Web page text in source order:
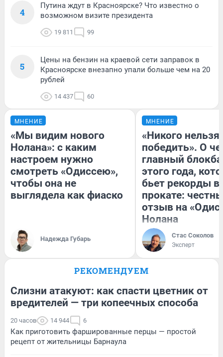
4
Путина ждут в Красноярске? Что известно о
возможном визите президента
19 811 99
5
Цены на бензин на краевой сети заправок в
Красноярске внезапно упали больше чем на 20
рублей
14 437 60
МНЕНИЕ
«Мы видим нового
Нолана»: с каким
настроем нужно
смотреть «Одиссею»,
чтобы она не
выглядела как фиаско
Надежда Губарь
МНЕНИЕ
«Никого нельзя
победить». О
главный
этого года,
бьет рекорды в
прокате:
отзыв на
Нолана
Стас Соколов
Эксперт
РЕКОМЕНДУЕМ
Слизни атакуют: как спасти цветник от
вредителей — три копеечных способа
20 часов 14 944 6
Как приготовить фаршированные перцы — простой
рецепт от жительницы Барнаула